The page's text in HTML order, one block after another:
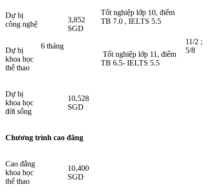
6 tháng
3,852
SGD
Tốt nghiệp lớp 10, điểm
TB 7.0 , IELTS 5.5
Tốt nghiệp lớp 11, điểm
TB 6.5- IELTS 5.5
11/2 ;
5/8
Dự bị
công nghệ
Dự bị
khoa học
thể thao
Dự bị
khoa học
đời sống
10,528
SGD
Chương trình cao đẳng
Cao đẳng
khoa học
thể thao
10,400
SGD